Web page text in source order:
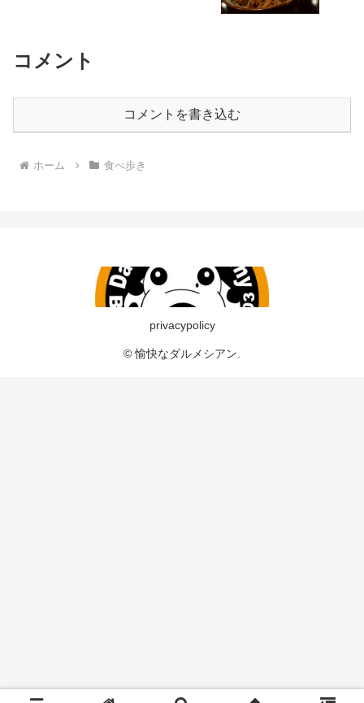
コメント
コメントを書き込む
ホーム 食べ歩き
privacypolicy
© 愉快なダルメシアン.